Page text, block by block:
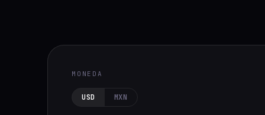
MONEDA
USD MXN